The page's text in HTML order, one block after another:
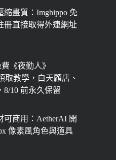
縮畫質：Imghippo 免
冊直接取得外連網址
《夜勤人》
取教學，白天顧店、
8/10 前永久保留
可商用：AetherAI 開
像素風角色與道具